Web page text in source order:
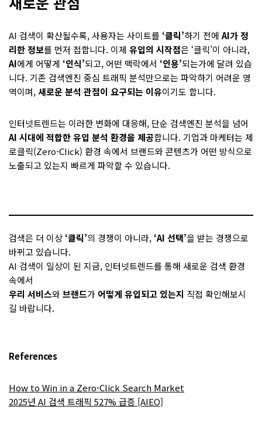
AI 검색이 확산될수록, 사용자는 사이트를 ‘클릭’하기 전에 AI가 정
리한 정보를 먼저 접합니다. 이제 유입의 시작점은 ‘클릭’이 아니라,
AI에게 어떻게 ‘인식’되고, 어떤 맥락에서 ‘인용’되는가에 달려 있습
니다. 기존 검색엔진 중심 트래픽 분석만으로는 파악하기 어려운 영
역이며,새로운 분석 관점이 요구되는 이유이기도 합니다.
인터넷트렌드는 이러한 변화에 대응해, 단순 검색엔진 분석을 넘어
AI 시대에 적합한 유입 분석 환경을 제공합니다. 기업과 마케터는 제
로클릭(Zero-Click) 환경 속에서 브랜드와 콘텐츠가 어떤 방식으로
노출되고 있는지 빠르게 파악할 수 있습니다.
검색은 더 이상 ‘클릭’의 경쟁이 아니라, ‘AI 선택’을 받는 경쟁으로
바뀌고 있습니다.
AI 검색이 일상이 된 지금, 인터넷트렌드를 통해 새로운 검색 환경
속에서
우리 서비스와브랜드가 어떻게 유입되고 있는지 직접 확인해보시
길 바랍니다.
References
How to Win in a Zero-Click Search Market
2025년 AI 검색 트래픽 527% 급증 [AIEO]